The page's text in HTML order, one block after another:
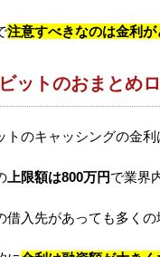
注意すべきなのは金利
ットのおまとめ
トのキャッシングの金利
上限額は800万円で業界
借入先があっても多く